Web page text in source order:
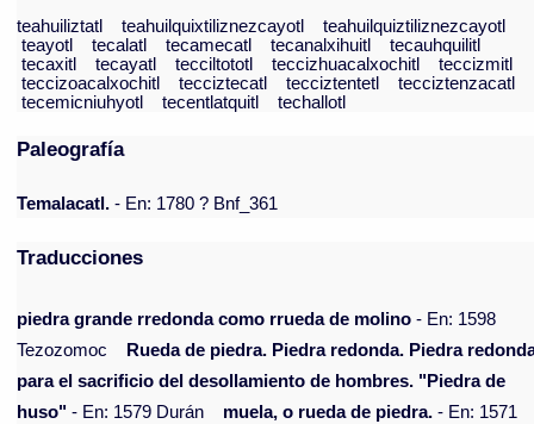
teahuiliztatl
teahuilquixtiliznezcayotl
teahuilquiztiliznezcayotl
teayotl
tecalatl tecamecatl tecanalxihuitl
tecauhquilitl
tecaxitl
tecayatl tecciltototl teccizhuacalxochitl
teccizmitl
teccizoacalxochitl
tecciztecatl tecciztentetl
tecciztenzacatl
tecemicniuhyotl
tecentlatquitl techallotl
Paleografía
Temalacatl. - En: 1780 ? Bnf_361
Traducciones
piedra grande rredonda como rrueda de molino - En: 1598
Tezozomoc
Rueda de piedra. Piedra redonda. Piedra
para el sacrificio del desollamiento de hombres. "Piedra de
huso" - En: 1579 Durán muela, o rueda de piedra. - En: 1571